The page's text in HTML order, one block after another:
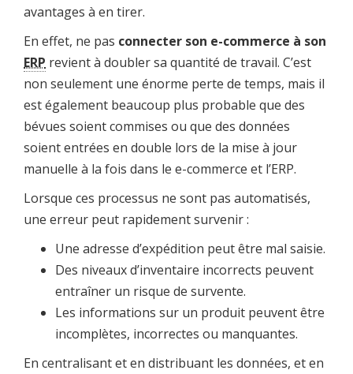
avantages à en tirer.
En effet, ne pas connecter son e-commerce à son
ERP revient à doubler sa quantité de travail. C’est
non seulement une énorme perte de temps, mais il
est également beaucoup plus probable que des
bévues soient commises ou que des données
soient entrées en double lors de la mise à jour
manuelle à la fois dans le e-commerce et l’ERP.
Lorsque ces processus ne sont pas automatisés,
une erreur peut rapidement survenir :
Une adresse d’expédition peut être mal saisie.
Des niveaux d’inventaire incorrects peuvent
entraîner un risque de survente.
Les informations sur un produit peuvent être
incomplètes, incorrectes ou manquantes.
En centralisant et en distribuant les données, et en